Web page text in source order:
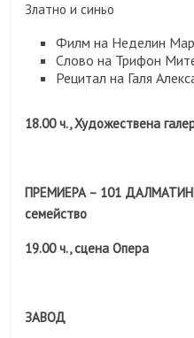
Златно и синьо
Филм на Неделин
Слово на Трифон
Рецитал на Галя
18.00 ч., Художествена
ПРЕМИЕРА – 101
семейство
19.00 ч., сцена Опера
ЗАВОД